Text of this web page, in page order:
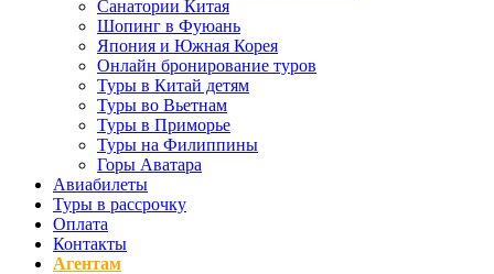
Санатории Китая
Шопинг в Фуюань
Япония и Южная Корея
Онлайн бронирование туров
Туры в Китай детям
Туры во Вьетнам
Туры в Приморье
Туры на Филиппины
Горы Аватара
Авиабилеты
Туры в рассрочку
Оплата
Контакты
Агентам